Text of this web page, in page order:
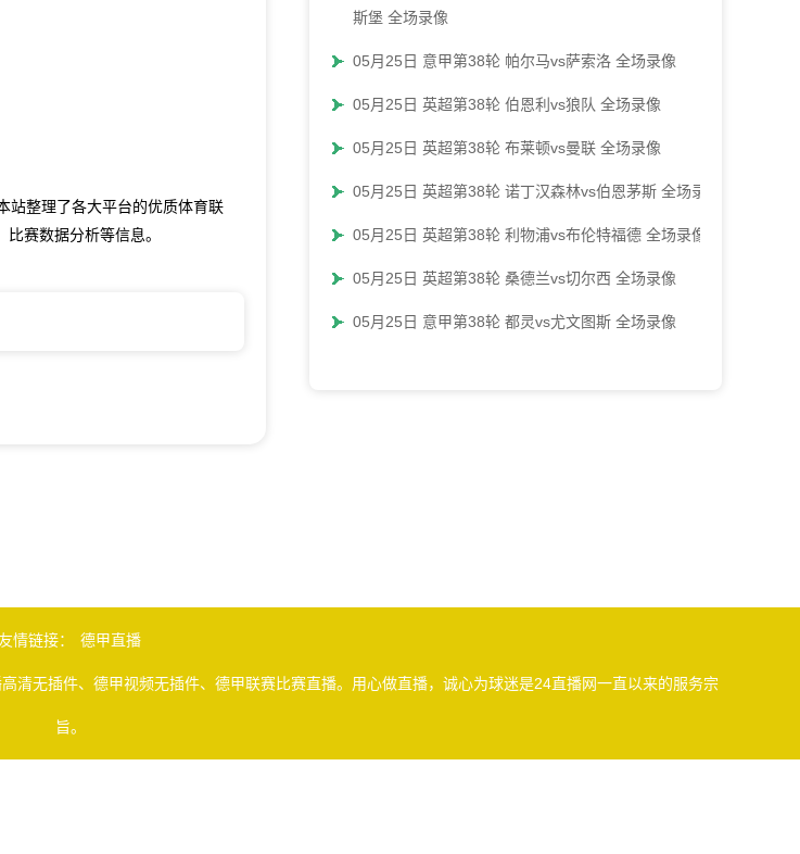
站整理了各大平台的优质体育联
赛数据分析等信息。
斯堡 全场录像
05月25日 意甲第38轮 帕尔马vs萨索洛 全场录像
05月25日 英超第38轮 伯恩利vs狼队 全场录像
05月25日 英超第38轮 布莱顿vs曼联 全场录像
05月25日 英超第38轮 诺丁汉森林vs伯恩茅斯 全场录像
05月25日 英超第38轮 利物浦vs布伦特福德 全场录像
05月25日 英超第38轮 桑德兰vs切尔西 全场录像
05月25日 意甲第38轮 都灵vs尤文图斯 全场录像
友情链接： 德甲直播
清无插件、德甲视频无插件、德甲联赛比赛直播。用心做直播，诚心为球迷是24直播网一直以来的服务宗
旨。